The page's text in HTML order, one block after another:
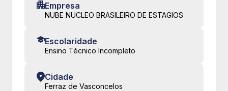
Empresa
NUBE NUCLEO BRASILEIRO DE ESTAGIOS
Escolaridade
Ensino Técnico Incompleto
Cidade
Ferraz de Vasconcelos